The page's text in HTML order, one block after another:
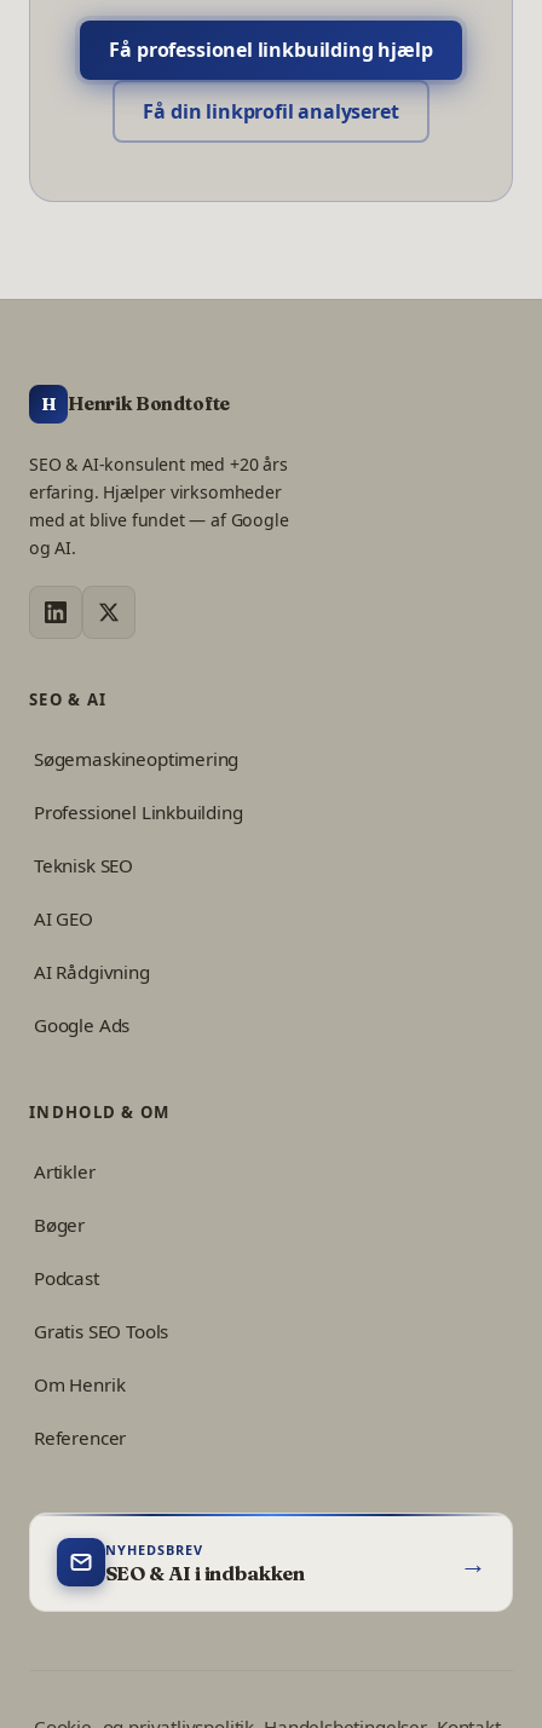
Få professionel linkbuilding hjælp
Få din linkprofil analyseret
H Henrik Bondtofte
SEO & AI-konsulent med +20 års
erfaring. Hjælper virksomheder
med at blive fundet — af Google
og AI.
SEO & AI
Søgemaskineoptimering
Professionel Linkbuilding
Teknisk SEO
AI GEO
AI Rådgivning
Google Ads
INDHOLD & OM
Artikler
Bøger
Podcast
Gratis SEO Tools
Om Henrik
Referencer
NYHEDSBREV
SEO & AI i indbakken →